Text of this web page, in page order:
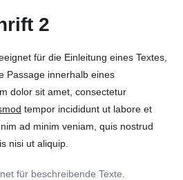
2
für die Einleitung eines Textes,
Passage innerhalb eines
dolor sit amet, consectetur
tempor incididunt ut labore et
ad minim veniam, quis nostrud
nisi ut aliquip.
für beschreibende Texte.